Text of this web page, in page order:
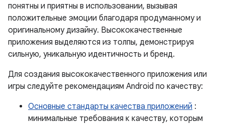
понятны и приятны в использовании, вызывая
положительные эмоции благодаря продуманному и
оригинальному дизайну. Высококачественные
приложения выделяются из толпы, демонстрируя
сильную, уникальную идентичность и бренд.
Для создания высококачественного приложения или
игры следуйте рекомендациям Android по качеству:
Основные стандарты качества приложений :
минимальные требования к качеству, которым